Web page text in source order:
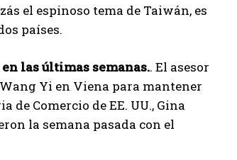
el espinoso tema de Taiwán, es
países.
las últimas semanas.. El asesor
Yi en Viena para mantener
de Comercio de EE. UU., Gina
la semana pasada con el